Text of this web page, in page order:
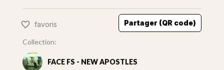
favoris Partager (QR code)
Collection:
FACE FS - NEW APOSTLES